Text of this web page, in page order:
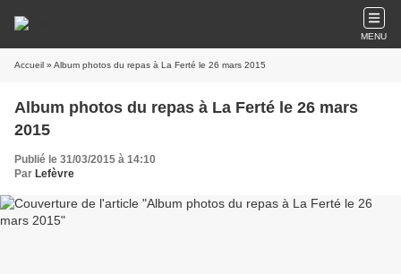
MENU
Accueil » Album photos du repas à La Ferté le 26 mars 2015
Album photos du repas à La Ferté le 26 mars
2015
Publié le 31/03/2015 à 14:10
Par Lefèvre